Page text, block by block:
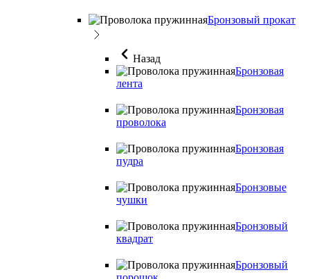
Бронзовый прокат
Назад
Бронзовая
лента
Бронзовая
проволока
Бронзовая
пудра
Бронзовые
чушки
Бронзовый
квадрат
Бронзовый